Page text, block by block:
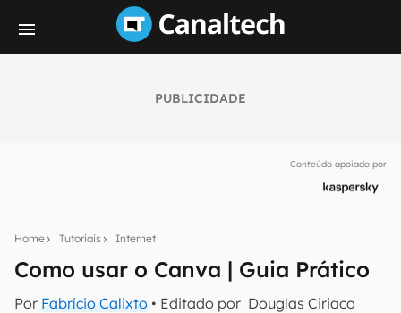
PUBLICIDADE
Conteúdo apoiado por
Home Tutoriais Internet
Como usar o Canva | Guia Prático
Por Fabrício Calixto • Editado por Douglas Ciriaco
notícias e reviews sobre tecnologia em primeira
inscreva-se